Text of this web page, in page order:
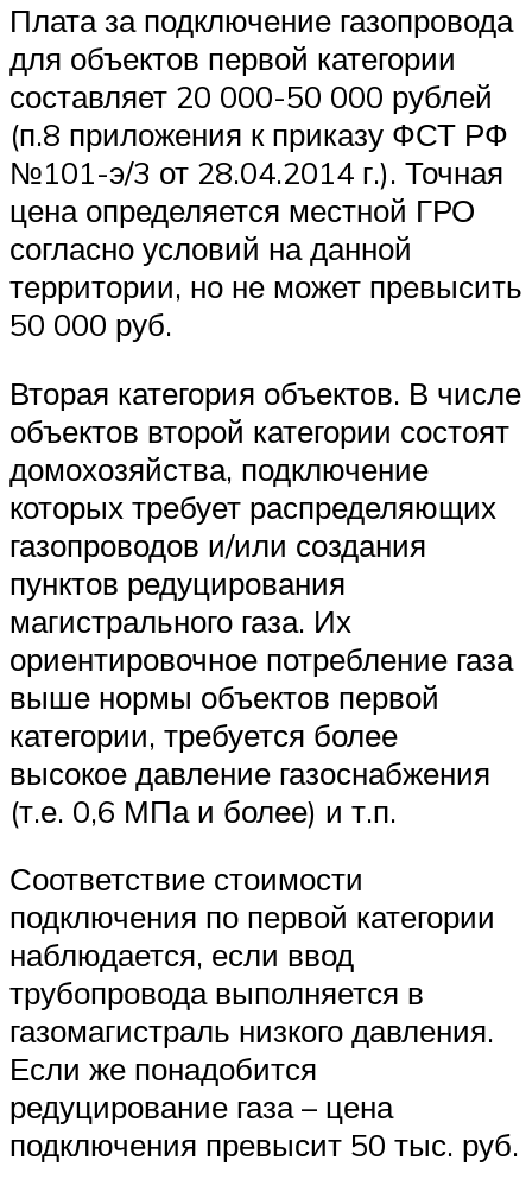
Плата за подключение газопровода
для объектов первой категории
составляет 20 000-50 000 рублей
(п.8 приложения к приказу ФСТ РФ
№101-э/3 от 28.04.2014 г.). Точная
цена определяется местной ГРО
согласно условий на данной
территории, но не может превысить
50 000 руб.
Вторая категория объектов. В числе
объектов второй категории состоят
домохозяйства, подключение
которых требует распределяющих
газопроводов и/или создания
пунктов редуцирования
магистрального газа. Их
ориентировочное потребление газа
выше нормы объектов первой
категории, требуется более
высокое давление газоснабжения
(т.е. 0,6 МПа и более) и т.п.
Соответствие стоимости
подключения по первой категории
наблюдается, если ввод
трубопровода выполняется в
газомагистраль низкого давления.
Если же понадобится
редуцирование газа – цена
подключения превысит 50 тыс. руб.